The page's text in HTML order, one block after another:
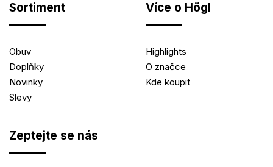
Sortiment
Obuv
Doplňky
Novinky
Slevy
Více o Högl
Highlights
O značce
Kde koupit
Zeptejte se nás